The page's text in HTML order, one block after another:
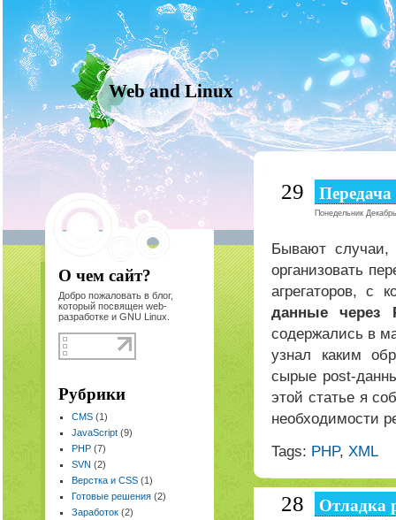
Web and Linux
О чем сайт?
Добро пожаловать в блог,
который посвящен web-
разработке и GNU Linux.
Рубрики
CMS (1)
JavaScript (9)
PHP (7)
SVN (2)
Верстка и CSS (1)
Готовые решения (2)
Заработок (2)
29
Понедельник
Бывают случаи,
организовать
агрегаторов, с
данные через
содержались в
узнал каким
сырые post-
этой статье я
необходимости
Tags: PHP, XML
28 Отладка